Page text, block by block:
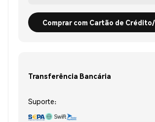
Comprar com Cartão de
Transferência Bancária
Suporte: